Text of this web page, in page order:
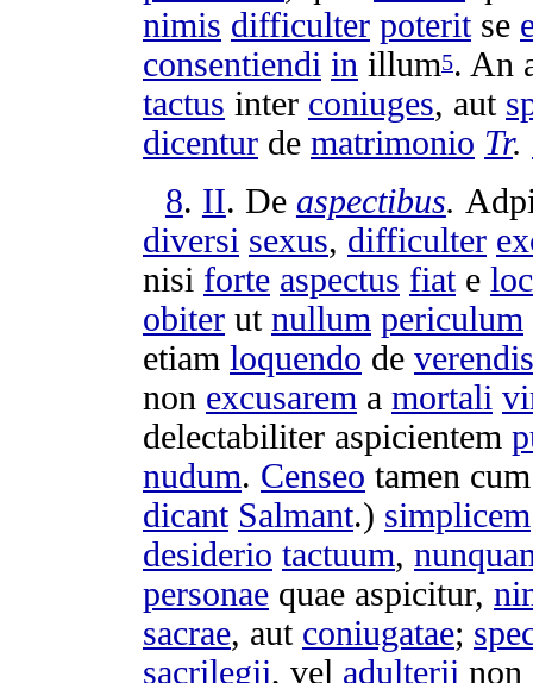
nimis difficulter poteritse
consentiendi in illum5. An
tactus inter coniuges, aut
dicentur de matrimonio Tr.
8. II. De aspectibus.
diversi sexus, difficulter
nisi forte aspectus fiate
obiter ut nullum periculum
etiam loquendo de verendis
non excusarem a mortali
delectabiliter aspicientem
nudum. Censeo tamen
dicant Salmant.) simplicem
desiderio tactuum,
personae quae aspicitur,
sacrae, aut coniugatae;
sacrilegii, vel adulterii non